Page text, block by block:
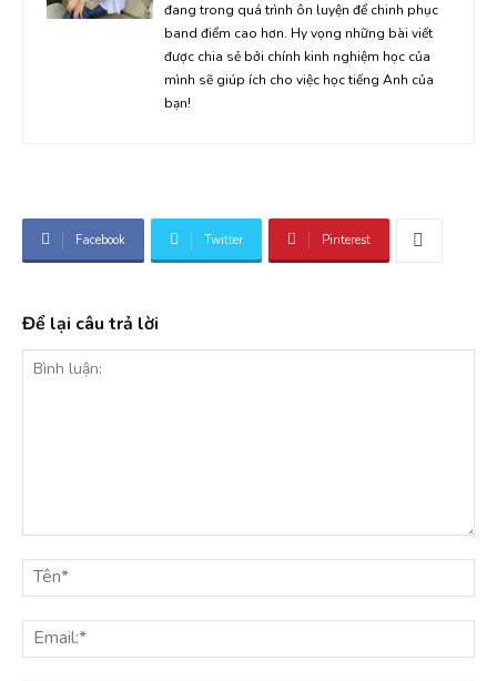
đang trong quá trình ôn luyện để chinh phục
band điểm cao hơn. Hy vọng những bài viết
được chia sẻ bởi chính kinh nghiệm học của
mình sẽ giúp ích cho việc học tiếng Anh của
bạn!
Facebook Twitter Pinterest
Để lại câu trả lời
luận: